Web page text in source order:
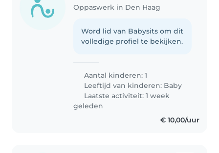
Oppaswerk in Den Haag
Word lid van Babysits om dit
volledige profiel te bekijken.
Aantal kinderen: 1
Leeftijd van kinderen: Baby
Laatste activiteit: 1 week
geleden
€ 10,00/uur